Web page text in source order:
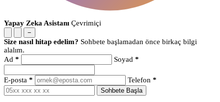
Yapay Zeka Asistanı Çevrimiçi
−
Size nasıl hitap edelim? Sohbete başlamadan önce birkaç bilgi
alalım.
Ad * Soyad *
E-posta * Telefon *
Sohbete Başla